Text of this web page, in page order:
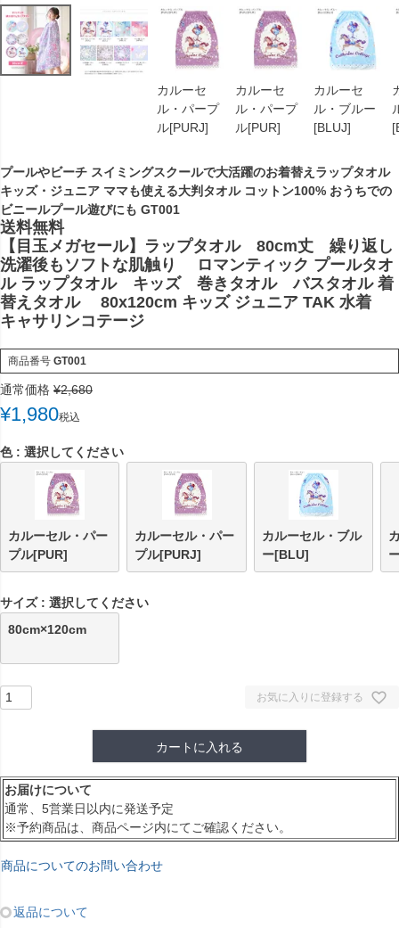
カルーセ
ル・パープ
ル[PURJ]
カルーセ
ル・パープ
ル[PUR]
カルーセ
ル・ブルー
[BLUJ]
プールやビーチ スイミングスクールで大活躍のお着替えラップタオル
キッズ・ジュニア ママも使える大判タオル コットン100% おうちでの
ビニールプール遊びにも GT001
送料無料
【目玉メガセール】ラップタオル 80cm丈 繰り返し
洗濯後もソフトな肌触り ロマンティック プールタオ
ル ラップタオル キッズ 巻きタオル バスタオル 着
替えタオル 80x120cm キッズ ジュニア TAK 水着
キャサリンコテージ
商品番号 GT001
通常価格 ¥2,680
¥1,980税込
色 選択してください
カルーセル・パー
プル[PUR]
カルーセル・パー
プル[PURJ]
カルーセル・ブル
ー[BLU]
サイズ
選択してください
80cm×120cm
お気に入りに登録する
カートに入れる
お届けについて
通常、5営業日以内に発送予定
※予約商品は、商品ページ内にてご確認ください。
商品についてのお問い合わせ
返品について